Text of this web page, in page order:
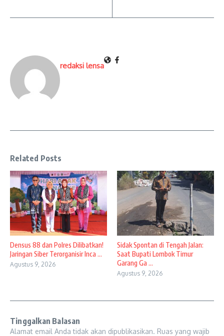
redaksi lensa
Related Posts
Densus 88 dan Polres Dilibatkan!
Jaringan Siber Terorganisir Inca ...
Agustus 9, 2026
Sidak Spontan di Tengah Jalan:
Saat Bupati Lombok Timur
Garang Ga ...
Agustus 9, 2026
Tinggalkan Balasan
Alamat email Anda tidak akan dipublikasikan. Ruas yang wajib